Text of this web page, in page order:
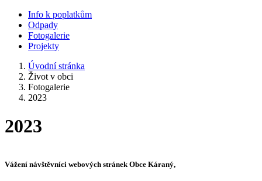
Info k poplatkům
Odpady
Fotogalerie
Projekty
Úvodní stránka
Život v obci
Fotogalerie
2023
2023
Vážení návštěvníci webových stránek Obce Káraný,